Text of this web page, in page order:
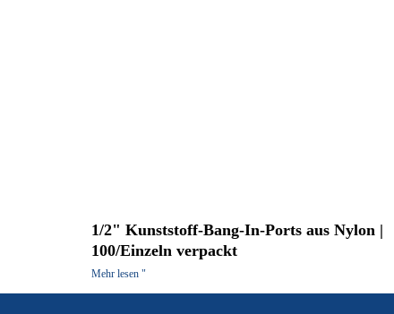
1/2" Kunststoff-Bang-In-Ports aus Nylon |
100/Einzeln verpackt
Mehr lesen "